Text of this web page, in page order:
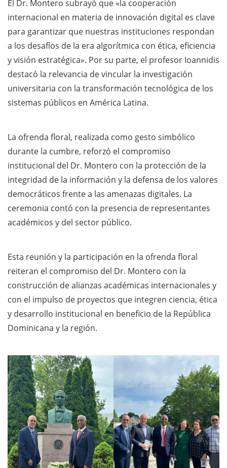
El Dr. Montero subrayó que «la cooperación
internacional en materia de innovación digital es clave
para garantizar que nuestras instituciones respondan
a los desafíos de la era algorítmica con ética, eficiencia
y visión estratégica». Por su parte, el profesor Ioannidis
destacó la relevancia de vincular la investigación
universitaria con la transformación tecnológica de los
sistemas públicos en América Latina.
La ofrenda floral, realizada como gesto simbólico
durante la cumbre, reforzó el compromiso
institucional del Dr. Montero con la protección de la
integridad de la información y la defensa de los valores
democráticos frente a las amenazas digitales. La
ceremonia contó con la presencia de representantes
académicos y del sector público.
Esta reunión y la participación en la ofrenda floral
reiteran el compromiso del Dr. Montero con la
construcción de alianzas académicas internacionales y
con el impulso de proyectos que integren ciencia, ética
y desarrollo institucional en beneficio de la República
Dominicana y la región.